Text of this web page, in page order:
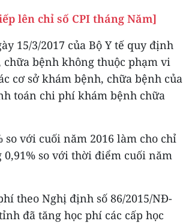
lên chỉ số CPI tháng Năm]
15/3/2017 của Bộ Y tế quy định
bệnh không thuộc phạm vi
cơ sở khám bệnh, chữa bệnh của
toán chi phí khám bệnh chữa
so với cuối năm 2016 làm cho chỉ
0,91% so với thời điểm cuối năm
theo Nghị định số 86/2015/NĐ-
đã tăng học phí các cấp học